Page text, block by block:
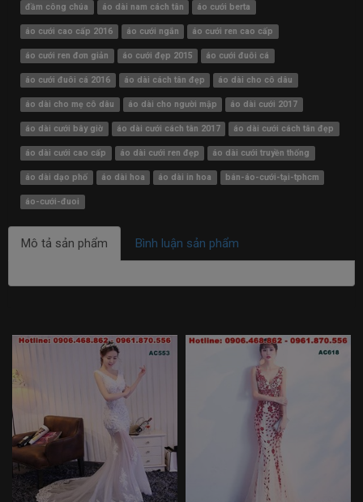
đầm công chúa áo dài nam cách tân áo cưới berta
áo cưới cao cấp 2016 áo cưới ngắn áo cưới ren cao cấp
áo cưới ren đơn giản áo cưới đẹp 2015 áo cưới đuôi cá
áo cưới đuôi cá 2016 áo dài cách tân đẹp áo dài cho cô dâu
áo dài cho mẹ cô dâu áo dài cho người mập áo dài cưới 2017
áo dài cưới bây giờ áo dài cưới cách tân 2017 áo dài cưới cách tân đẹp
áo dài cưới cao cấp áo dài cưới ren đẹp áo dài cưới truyền thống
áo dài dạo phố áo dài hoa áo dài in hoa bán-áo-cưới-tại-tphcm
áo-cưới-đuoi
Mô tả sản phẩm Bình luận sản phẩm